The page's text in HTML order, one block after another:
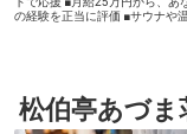
の経験を正当に評価 ■サウナや温
滞在を最高の思い出にするため
手伝いをお願いします。 チェッ
イン・チェックアウト業務はも
松伯亭あづま